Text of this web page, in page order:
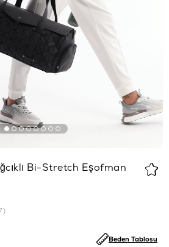
Bi-Stretch Eşofman
Beden Tablosu